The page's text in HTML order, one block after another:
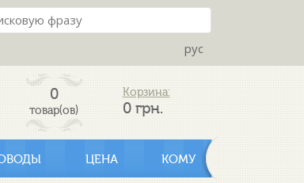
рус
0
товар(ов)
Корзина:
0 грн.
ЦЕНА КОМУ